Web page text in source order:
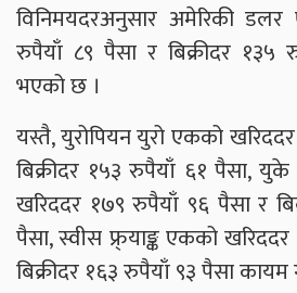
विनिमयदरअनुसार अमेरिकी
रुपैयाँ ८९ पैसा र बिक्रीदर
भएको छ ।
यस्तै, युरोपियन युरो एकको
बिक्रीदर १५३ रुपैयाँ ६१ पैसा, युके
खरिददर १७९ रुपैयाँ ९६ पैसा र
पैसा, स्वीस फ्र्याङ्क एकको
बिक्रीदर १६३ रुपैयाँ ९३ पैसा कायम